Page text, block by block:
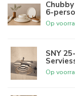
6-
Op
SNY
Op